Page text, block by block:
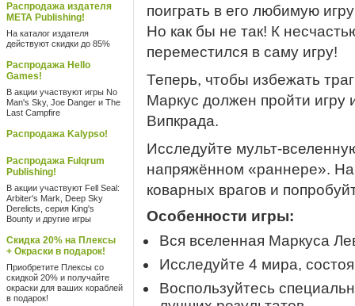
Распродажа издателя
META Publishing!
На каталог издателя
действуют скидки до 85%
Распродажа Hello
Games!
В акции участвуют игры No
Man's Sky, Joe Danger и The
Last Campfire
Распродажа Kalypso!
Распродажа Fulqrum
Publishing!
В акции участвуют Fell Seal:
Arbiter's Mark, Deep Sky
Derelicts, серия King's
Bounty и другие игры
Скидка 20% на Плексы
+ Окраски в подарок!
Приобретите Плексы со
скидкой 20% и получайте
окраски для ваших кораблей
в подарок!
поиграть в его любимую
Но как бы не так! К
переместился в саму игру!
Теперь, чтобы избежать
Маркус должен пройти игру
Випкрада.
Исследуйте мульт-
напряжённом «раннере».
коварных врагов и
Особенности игры:
Вся вселенная Маркуса
Исследуйте 4 мира,
Воспользуйтесь